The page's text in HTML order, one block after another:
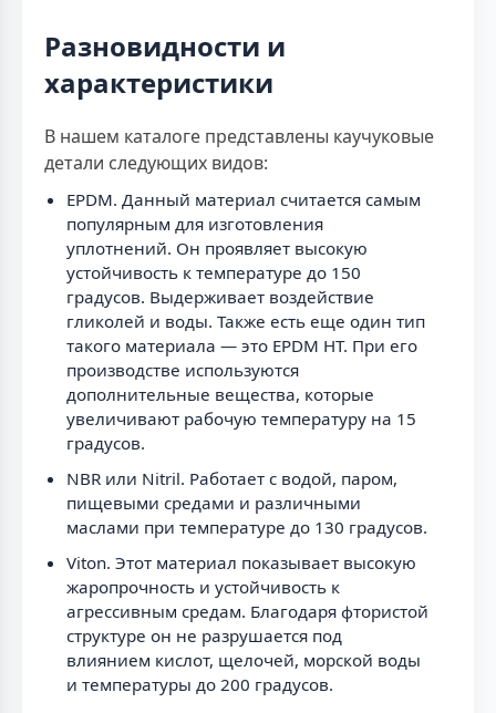
Разновидности и
характеристики
В нашем каталоге представлены каучуковые
детали следующих видов:
EPDM. Данный материал считается самым
популярным для изготовления
уплотнений. Он проявляет высокую
устойчивость к температуре до 150
градусов. Выдерживает воздействие
гликолей и воды. Также есть еще один тип
такого материала — это EPDM HT. При его
производстве используются
дополнительные вещества, которые
увеличивают рабочую температуру на 15
градусов.
NBR или Nitril. Работает с водой, паром,
пищевыми средами и различными
маслами при температуре до 130 градусов.
Viton. Этот материал показывает высокую
жаропрочность и устойчивость к
агрессивным средам. Благодаря фтористой
структуре он не разрушается под
влиянием кислот, щелочей, морской воды
и температуры до 200 градусов.